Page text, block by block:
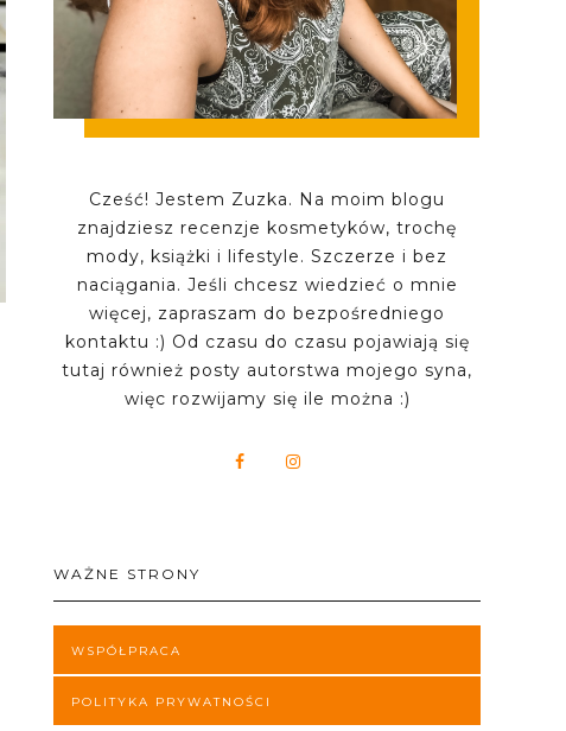
Cześć! Jestem Zuzka. Na moim blogu
znajdziesz recenzje kosmetyków, trochę
mody, książki i lifestyle. Szczerze i bez
naciągania. Jeśli chcesz wiedzieć o mnie
więcej, zapraszam do bezpośredniego
kontaktu :) Od czasu do czasu pojawiają się
tutaj również posty autorstwa mojego syna,
więc rozwijamy się ile można :)
WAŻNE STRONY
WSPÓŁPRACA
POLITYKA PRYWATNOŚCI